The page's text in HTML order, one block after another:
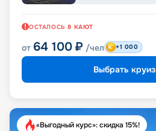
ОСТАЛОСЬ 8 КАЮТ
от 64 100 ₽ /чел +1 000
Выбрать круиз
«Выгодный курс»: скидка 15%!